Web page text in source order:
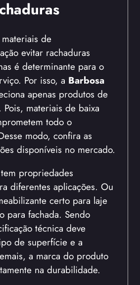
de
evitar rachaduras
é determinante para o
Por isso, a Barbosa
apenas produtos de
materiais de baixa
todo o
modo, confira as
disponíveis no mercado.
propriedades
diferentes aplicações. Ou
certo para laje
para fachada. Sendo
técnica deve
de superfície e a
a marca do produto
na durabilidade.